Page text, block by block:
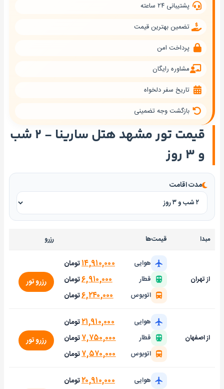
قیمت تور مشهد هتل سارینا - ۲ شب
و ۳ روز
مدت اقامت
مبدا قیمت‌ها رزرو
از تهران
هوایی ۱۴,۹۱۰,۰۰۰تومان
قطار ۶,۹۱۰,۰۰۰تومان
اتوبوس ۶,۲۴۰,۰۰۰تومان
رزرو تور
از اصفهان
هوایی ۲۱,۹۱۰,۰۰۰تومان
قطار ۷,۷۵۰,۰۰۰تومان
اتوبوس ۷,۵۷۰,۰۰۰تومان
رزرو تور
هوایی ۲۰,۹۱۰,۰۰۰تومان
پشتیبانی ۲۴ ساعته
تضمین بهترین قیمت
پرداخت امن
مشاوره رایگان
تاریخ سفر دلخواه
بازگشت وجه تضمینی